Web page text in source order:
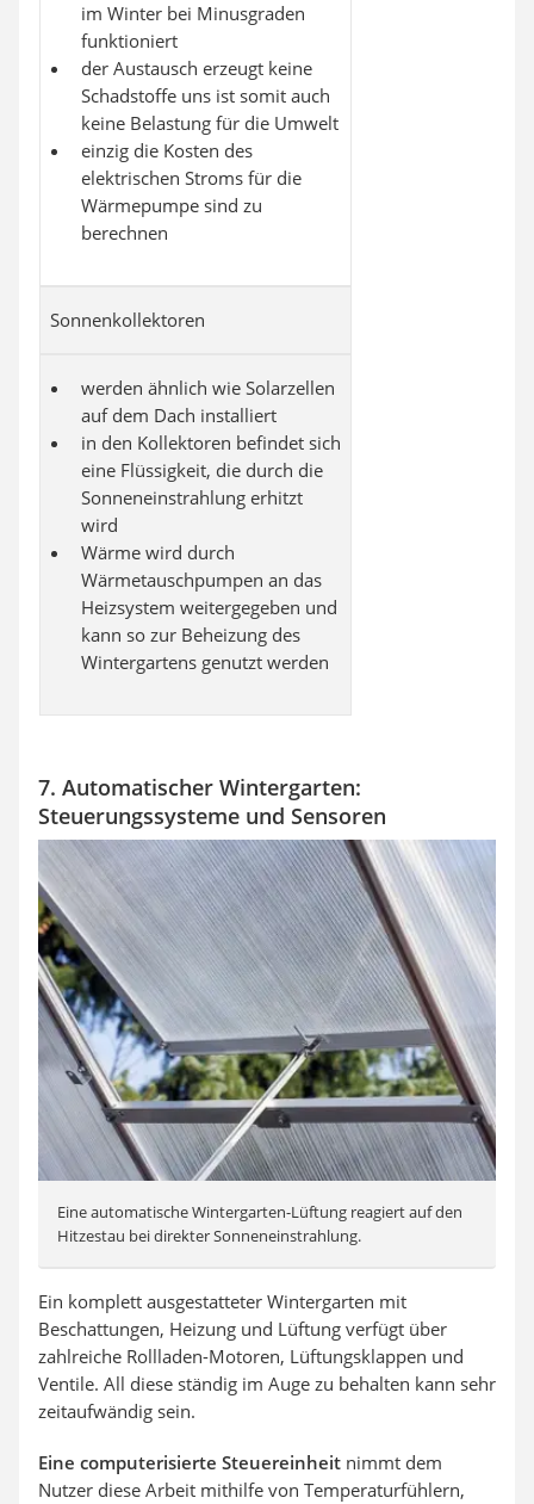
im Winter bei Minusgraden
funktioniert
der Austausch erzeugt keine
Schadstoffe uns ist somit auch
keine Belastung für die Umwelt
einzig die Kosten des
elektrischen Stroms für die
Wärmepumpe sind zu
berechnen
Sonnenkollektoren
werden ähnlich wie Solarzellen
auf dem Dach installiert
in den Kollektoren befindet sich
eine Flüssigkeit, die durch die
Sonneneinstrahlung erhitzt
wird
Wärme wird durch
Wärmetauschpumpen an das
Heizsystem weitergegeben und
kann so zur Beheizung des
Wintergartens genutzt werden
7. Automatischer Wintergarten:
Steuerungssysteme und Sensoren
Eine automatische Wintergarten-Lüftung reagiert auf den
Hitzestau bei direkter Sonneneinstrahlung.
Ein komplett ausgestatteter Wintergarten mit
Beschattungen, Heizung und Lüftung verfügt über
zahlreiche Rollladen-Motoren, Lüftungsklappen und
Ventile. All diese ständig im Auge zu behalten kann sehr
zeitaufwändig sein.
Eine computerisierte Steuereinheit nimmt dem
Nutzer diese Arbeit mithilfe von Temperaturfühlern,